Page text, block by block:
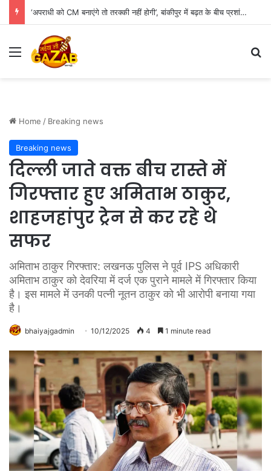
‘अपराधी को CM बनाएंगे तो तरक्की नहीं होगी’, बांकीपुर में बढ़त के बीच प्रशांत किशोर का BJP पर बड़ा हमला
Menu
Home / Breaking news
Breaking news
दिल्ली जाते वक्त बीच रास्ते में
गिरफ्तार हुए अमिताभ ठाकुर,
शाहजहांपुर ट्रेन से कर रहे थे
सफर
अमिताभ ठाकुर गिरफ्तार: लखनऊ पुलिस ने पूर्व IPS अधिकारी
अमिताभ ठाकुर को देवरिया में दर्ज एक पुराने मामले में गिरफ्तार किया
है। इस मामले में उनकी पत्नी नूतन ठाकुर को भी आरोपी बनाया गया
है।
bhaiyajgadmin 10/12/2025 4 1 minute read